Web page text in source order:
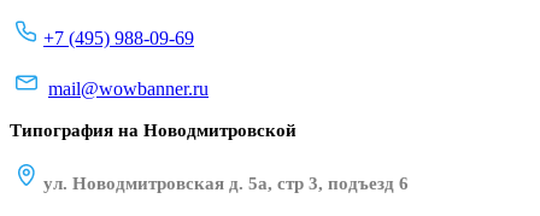
+7 (495) 988-09-69
mail@wowbanner.ru
Типография на Новодмитровской
ул. Новодмитровская д. 5а, стр 3, подъезд 6